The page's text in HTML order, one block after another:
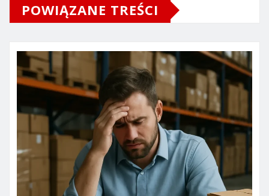
POWIĄZANE TREŚCI